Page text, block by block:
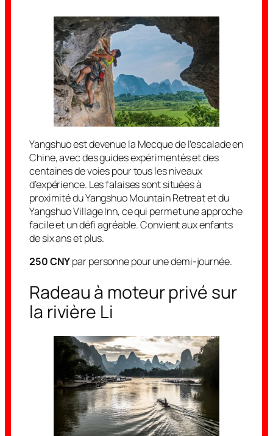
Yangshuo est devenue la Mecque de l’escalade en
Chine, avec des guides expérimentés et des
centaines de voies pour tous les niveaux
d’expérience. Les falaises sont situées à
proximité du Yangshuo Mountain Retreat et du
Yangshuo Village Inn, ce qui permet une approche
facile et un défi agréable. Convient aux enfants
de six ans et plus.
250 CNYpar personne pour une demi-journée.
Radeau à moteur privé sur
la rivière Li